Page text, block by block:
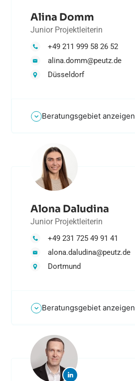
Alina Domm
Junior Projektleiterin
+49 211 999 58 26 52
alina.domm@peutz.de
Düsseldorf
Beratungsgebiet anzeigen
Alona Daludina
Junior Projektleiterin
+49 231 725 49 91 41
alona.daludina@peutz.de
Dortmund
Beratungsgebiet anzeigen